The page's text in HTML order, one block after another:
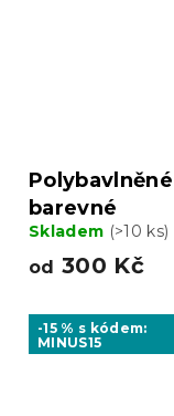
barevné
Skladem (>10 ks)
od 300 Kč
-15 % s kódem:
MINUS15